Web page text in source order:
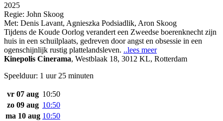
2025
Regie: John Skoog
Met: Denis Lavant, Agnieszka Podsiadlik, Aron Skoog
Tijdens de Koude Oorlog verandert een Zweedse boerenknecht zijn
huis in een schuilplaats, gedreven door angst en obsessie in een
ogenschijnlijk rustig plattelandsleven. ..lees meer
Kinepolis Cinerama, Westblaak 18, 3012 KL, Rotterdam
Speelduur: 1 uur 25 minuten
vr 07 aug 10:50
zo 09 aug 10:50
ma 10 aug 10:50